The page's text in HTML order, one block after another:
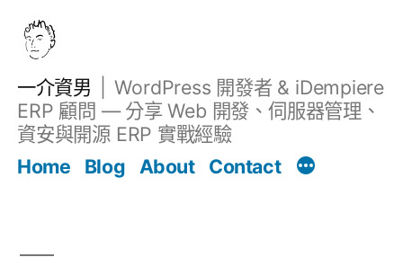
一介資男
WordPress 開發者 & iDempiere
ERP 顧問 — 分享 Web 開發、伺服器管理、
資安與開源 ERP 實戰經驗
Home
Blog About Contact
文章